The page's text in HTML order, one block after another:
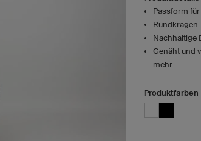
Passform
Rundkragen
Nachhaltige
Genäht und
mehr
Produktfarben